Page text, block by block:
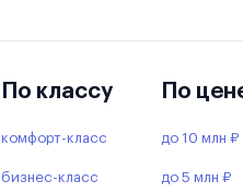
По классу
комфорт-класс
бизнес-класс
По
до 10 млн ₽
до 5 млн ₽